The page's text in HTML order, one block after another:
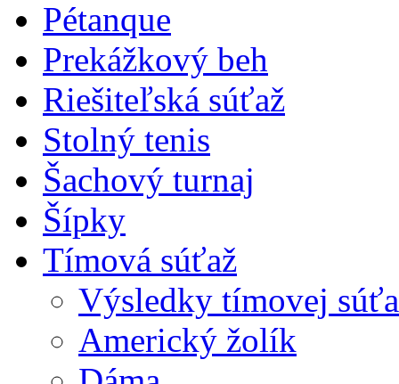
Pétanque
Prekážkový beh
Riešiteľská súťaž
Stolný tenis
Šachový turnaj
Šípky
Tímová súťaž
Výsledky tímovej
Americký žolík